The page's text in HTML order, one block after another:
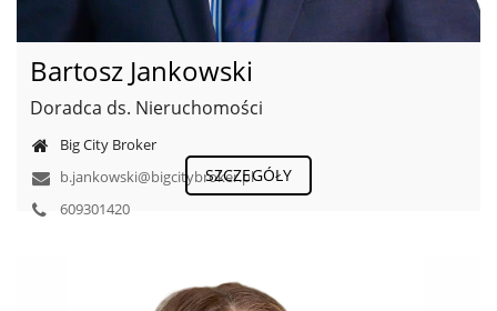
Bartosz Jankowski
Doradca ds. Nieruchomości
Big City Broker
b.jankowski@bigcitybroker.pl
609301420
SZCZEGÓŁY